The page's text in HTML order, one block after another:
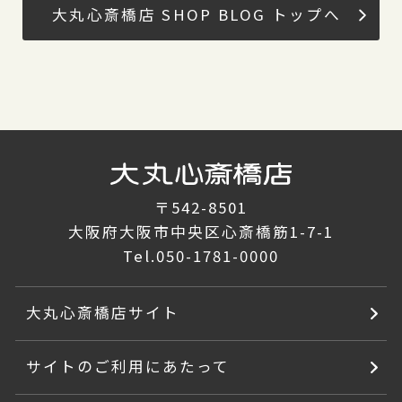
大丸心斎橋店 SHOP BLOG トップへ
〒542-8501
大阪府大阪市中央区心斎橋筋1-7-1
Tel.050-1781-0000
大丸心斎橋店サイト
サイトのご利用にあたって